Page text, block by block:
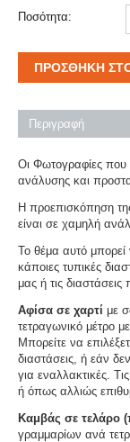
Ποσότητα:
ΠΡΟΣΘΉΚΗ
Περιγραφή
Οι Φωτογραφίες που
ανάλυσης και
Η προεπισκόπηση
είναι σε χαμηλή
Το θέμα αυτό μπορεί
κάποιες τυπικές
μας ή τις διαστάσεις
Αφίσα σε χαρτί με
τετραγωνικό μέτρο
Μπορείτε να
διαστάσεις, ή εάν
για εναλλακτικές.
ή όπως αλλιώς
Καμβάς σε τελάρο
γραμμαρίων ανά